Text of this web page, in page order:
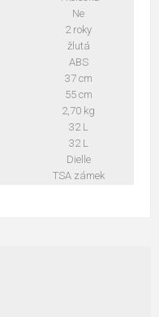
Ne
2 roky
žlutá
ABS
37 cm
55 cm
2,70 kg
32 L
32 L
Dielle
TSA zámek